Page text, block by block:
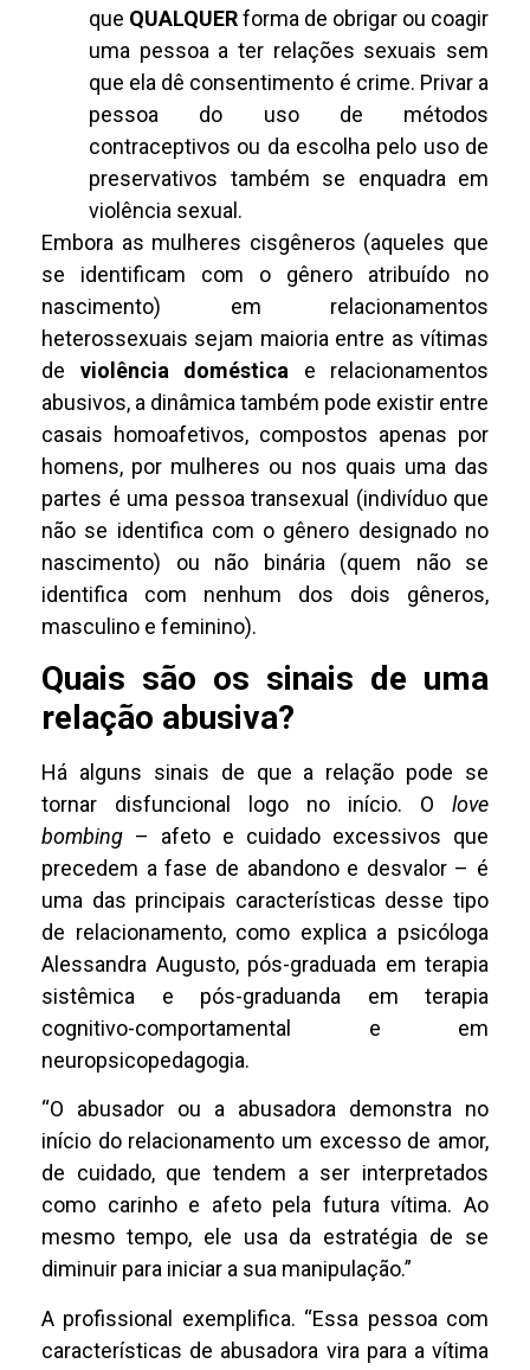
que QUALQUERforma de obrigar ou coagir
uma pessoa a ter relações sexuais sem
que ela dê consentimento é crime. Privar a
pessoa do uso de métodos
contraceptivos ou da escolha pelo uso de
preservativos também se enquadra em
violência sexual.
Embora as mulheres cisgêneros (aqueles que
se identificam com o gênero atribuído no
nascimento) em relacionamentos
heterossexuais sejam maioria entre as vítimas
de violência doméstica e relacionamentos
abusivos, a dinâmica também pode existir entre
casais homoafetivos, compostos apenas por
homens, por mulheres ou nos quais uma das
partes é uma pessoa transexual (indivíduo que
não se identifica com o gênero designado no
nascimento) ou não binária (quem não se
identifica com nenhum dos dois gêneros,
masculino e feminino).
Quais são os sinais de uma
relação abusiva?
Há alguns sinais de que a relação pode se
tornar disfuncional logo no início. O love
bombing – afeto e cuidado excessivos que
precedem a fase de abandono e desvalor – é
uma das principais características desse tipo
de relacionamento, como explica a psicóloga
Alessandra Augusto, pós-graduada em terapia
sistêmica e pós-graduanda em terapia
cognitivo-comportamental e em
neuropsicopedagogia.
“O abusador ou a abusadora demonstra no
início do relacionamento um excesso de amor,
de cuidado, que tendem a ser interpretados
como carinho e afeto pela futura vítima. Ao
mesmo tempo, ele usa da estratégia de se
diminuir para iniciar a sua manipulação.”
A profissional exemplifica. “Essa pessoa com
características de abusadora vira para a vítima